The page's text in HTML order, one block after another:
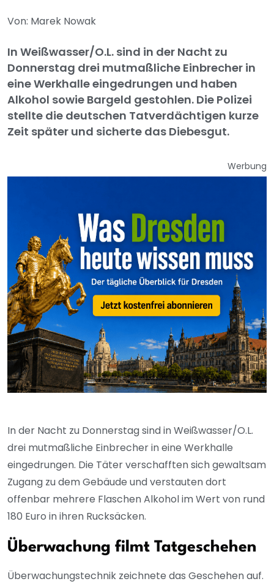
Von: Marek Nowak
In Weißwasser/O.L. sind in der Nacht zu
Donnerstag drei mutmaßliche Einbrecher in
eine Werkhalle eingedrungen und haben
Alkohol sowie Bargeld gestohlen. Die Polizei
stellte die deutschen Tatverdächtigen kurze
Zeit später und sicherte das Diebesgut.
Werbung
In der Nacht zu Donnerstag sind in Weißwasser/O.L.
drei mutmaßliche Einbrecher in eine Werkhalle
eingedrungen. Die Täter verschafften sich gewaltsam
Zugang zu dem Gebäude und verstauten dort
offenbar mehrere Flaschen Alkohol im Wert von rund
180 Euro in ihren Rucksäcken.
Überwachung filmt Tatgeschehen
Überwachungstechnik zeichnete das Geschehen auf.